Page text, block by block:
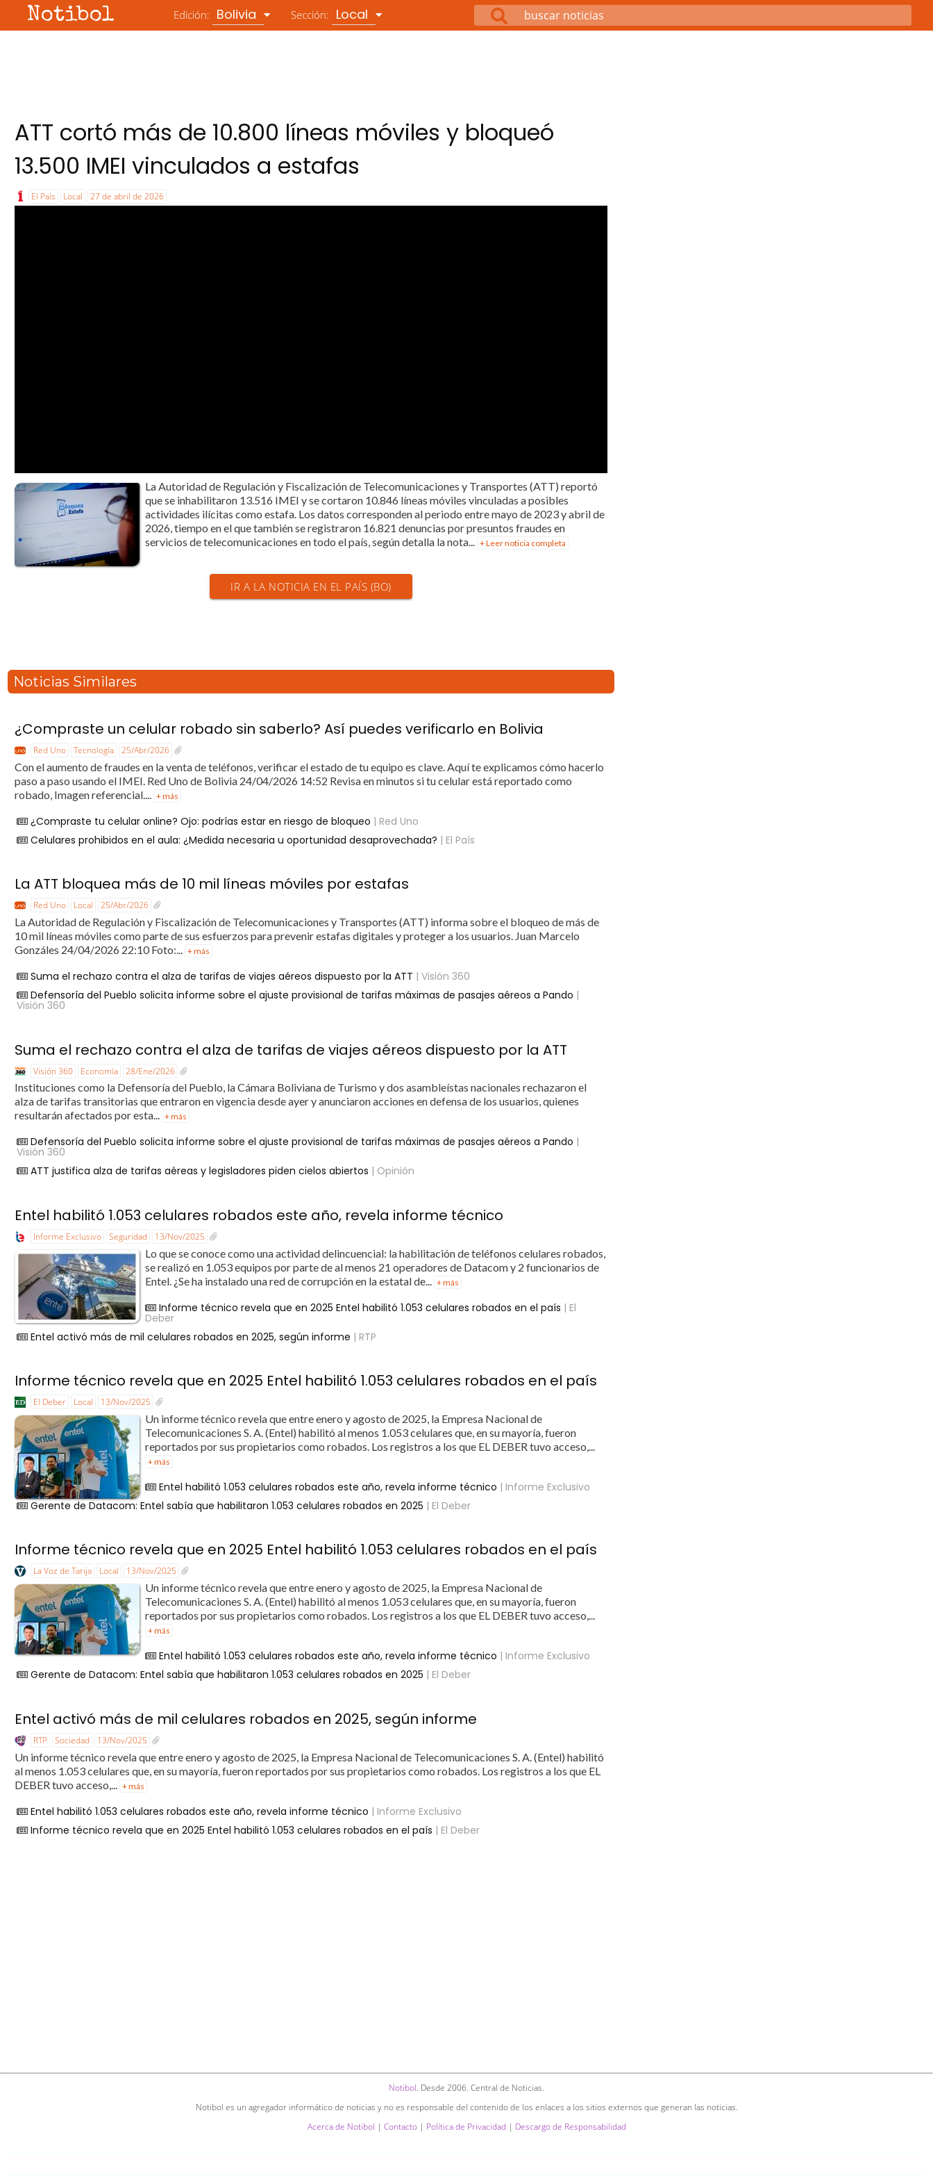
Notibol Edición: Bolivia Sección: Local
ATT cortó más de 10.800 líneas móviles y bloqueó
13.500 IMEI vinculados a estafas
El País Local 27 de abril de 2026
La Autoridad de Regulación y Fiscalización de Telecomunicaciones y Transportes (ATT) reportó
que se inhabilitaron 13.516 IMEI y se cortaron 10.846 líneas móviles vinculadas a posibles
actividades ilícitas como estafa. Los datos corresponden al periodo entre mayo de 2023 y abril de
2026, tiempo en el que también se registraron 16.821 denuncias por presuntos fraudes en
servicios de telecomunicaciones en todo el país, según detalla la nota... + Leer noticia completa
IR A LA NOTICIA EN EL PAÍS (BO)
Noticias Similares
¿Compraste un celular robado sin saberlo? Así puedes verificarlo en Bolivia
Red Uno Tecnología 25/Abr/2026
Con el aumento de fraudes en la venta de teléfonos, verificar el estado de tu equipo es clave. Aquí te explicamos cómo hacerlo
paso a paso usando el IMEI. Red Uno de Bolivia 24/04/2026 14:52 Revisa en minutos si tu celular está reportado como
robado, Imagen referencial....
+ más
¿Compraste tu celular online? Ojo: podrías estar en riesgo de bloqueo | Red Uno
Celulares prohibidos en el aula: ¿Medida necesaria u oportunidad desaprovechada? | El País
La ATT bloquea más de 10 mil líneas móviles por estafas
Red Uno Local 25/Abr/2026
La Autoridad de Regulación y Fiscalización de Telecomunicaciones y Transportes (ATT) informa sobre el bloqueo de más de
10 mil líneas móviles como parte de sus esfuerzos para prevenir estafas digitales y proteger a los usuarios. Juan Marcelo
Gonzáles 24/04/2026 22:10 Foto:... + más
Suma el rechazo contra el alza de tarifas de viajes aéreos dispuesto por la ATT | Visión 360
Defensoría del Pueblo solicita informe sobre el ajuste provisional de tarifas máximas de pasajes aéreos a Pando |
Visión 360
Suma el rechazo contra el alza de tarifas de viajes aéreos dispuesto por la ATT
Visión 360 Economía 28/Ene/2026
Instituciones como la Defensoría del Pueblo, la Cámara Boliviana de Turismo y dos asambleístas nacionales rechazaron el
alza de tarifas transitorias que entraron en vigencia desde ayer y anunciaron acciones en defensa de los usuarios, quienes
resultarán afectados por esta... + más
Defensoría del Pueblo solicita informe sobre el ajuste provisional de tarifas máximas de pasajes aéreos a Pando |
Visión 360
ATT justifica alza de tarifas aéreas y legisladores piden cielos abiertos | Opinión
Entel habilitó 1.053 celulares robados este año, revela informe técnico
Informe Exclusivo Seguridad 13/Nov/2025
Lo que se conoce como una actividad delincuencial: la habilitación de teléfonos celulares robados,
se realizó en 1.053 equipos por parte de al menos 21 operadores de Datacom y 2 funcionarios de
Entel. ¿Se ha instalado una red de corrupción en la estatal de...
+ más
Informe técnico revela que en 2025 Entel habilitó 1.053 celulares robados en el país | El
Deber
Entel activó más de mil celulares robados en 2025, según informe | RTP
Informe técnico revela que en 2025 Entel habilitó 1.053 celulares robados en el país
El Deber Local 13/Nov/2025
Un informe técnico revela que entre enero y agosto de 2025, la Empresa Nacional de
Telecomunicaciones S. A. (Entel) habilitó al menos 1.053 celulares que, en su mayoría, fueron
reportados por sus propietarios como robados. Los registros a los que EL DEBER tuvo acceso,...
+ más
Entel habilitó 1.053 celulares robados este año, revela informe técnico | Informe Exclusivo
Gerente de Datacom: Entel sabía que habilitaron 1.053 celulares robados en 2025 | El Deber
Informe técnico revela que en 2025 Entel habilitó 1.053 celulares robados en el país
La Voz de Tarija Local 13/Nov/2025
Un informe técnico revela que entre enero y agosto de 2025, la Empresa Nacional de
Telecomunicaciones S. A. (Entel) habilitó al menos 1.053 celulares que, en su mayoría, fueron
reportados por sus propietarios como robados. Los registros a los que EL DEBER tuvo acceso,...
+ más
Entel habilitó 1.053 celulares robados este año, revela informe técnico | Informe Exclusivo
Gerente de Datacom: Entel sabía que habilitaron 1.053 celulares robados en 2025 | El Deber
Entel activó más de mil celulares robados en 2025, según informe
RTP Sociedad 13/Nov/2025
Un informe técnico revela que entre enero y agosto de 2025, la Empresa Nacional de Telecomunicaciones S. A. (Entel) habilitó
al menos 1.053 celulares que, en su mayoría, fueron reportados por sus propietarios como robados. Los registros a los que EL
DEBER tuvo acceso,...
+ más
Entel habilitó 1.053 celulares robados este año, revela informe técnico | Informe Exclusivo
Informe técnico revela que en 2025 Entel habilitó 1.053 celulares robados en el país | El Deber
Notibol. Desde 2006. Central de Noticias.
Notibol es un agregador informático de noticias y no es responsable del contenido de los enlaces a los sitios externos que generan las noticias.
Acerca de Notibol | Contacto| Política de Privacidad | Descargo de Responsabilidad